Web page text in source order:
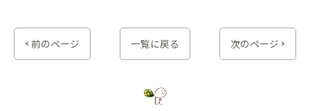
< 前のページ 一覧に戻る 次のページ >